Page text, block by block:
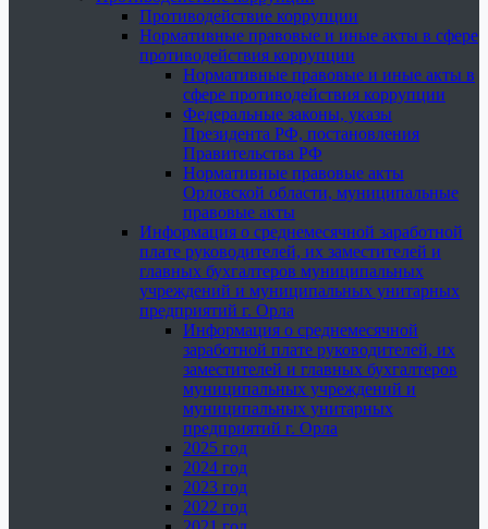
Противодействие коррупции
Нормативные правовые и иные акты в сфере
противодействия коррупции
Нормативные правовые и иные акты в
сфере противодействия коррупции
Федеральные законы, указы
Президента РФ, постановления
Правительства РФ
Нормативные правовые акты
Орловской области, муниципальные
правовые акты
Информация о среднемесячной заработной
плате руководителей, их заместителей и
главных бухгалтеров муниципальных
учреждений и муниципальных унитарных
предприятий г. Орла
Информация о среднемесячной
заработной плате руководителей, их
заместителей и главных бухгалтеров
муниципальных учреждений и
муниципальных унитарных
предприятий г. Орла
2025 год
2024 год
2023 год
2022 год